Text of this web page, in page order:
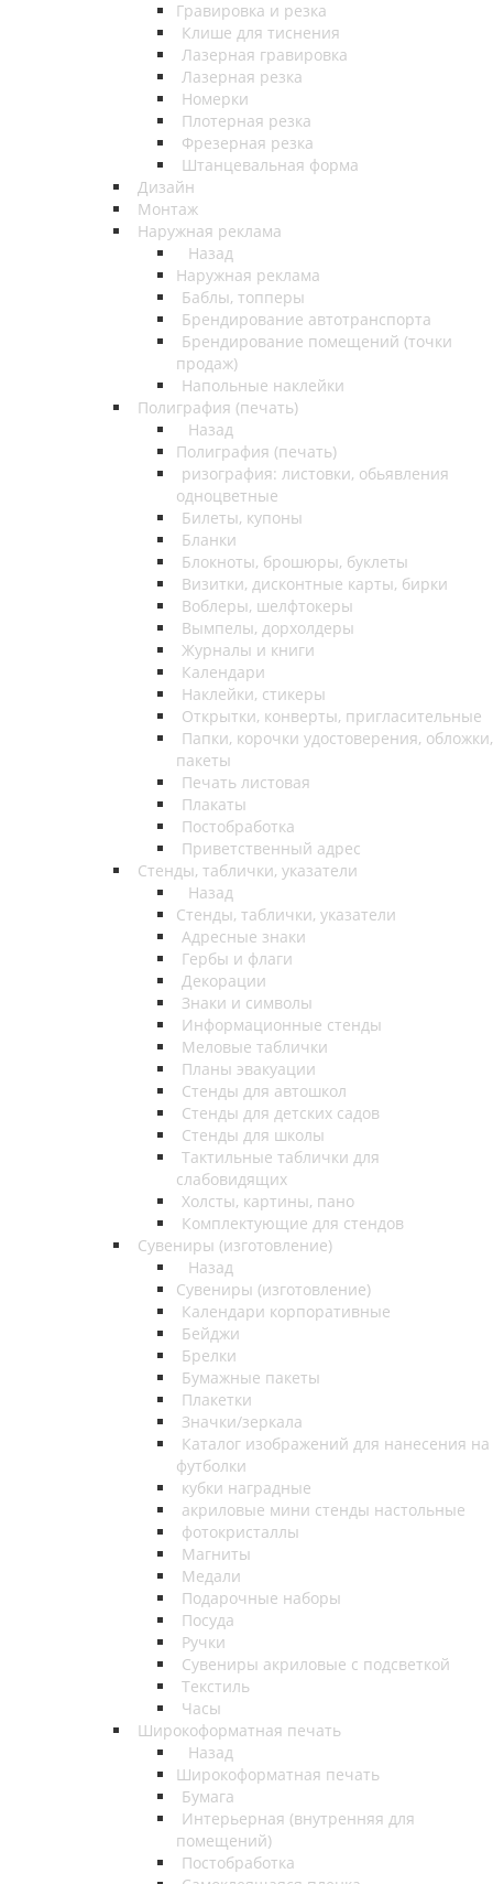
Гравировка и резка
Клише для тиснения
Лазерная гравировка
Лазерная резка
Номерки
Плотерная резка
Фрезерная резка
Штанцевальная форма
Дизайн
Монтаж
Наружная реклама
Назад
Наружная реклама
Баблы, топперы
Брендирование автотранспорта
Брендирование помещений (точки
продаж)
Напольные наклейки
Полиграфия (печать)
Назад
Полиграфия (печать)
ризография: листовки, обьявления
одноцветные
Билеты, купоны
Бланки
Блокноты, брошюры, буклеты
Визитки, дисконтные карты, бирки
Воблеры, шелфтокеры
Вымпелы, дорхолдеры
Журналы и книги
Календари
Наклейки, стикеры
Открытки, конверты, пригласительные
Папки, корочки удостоверения, обложки,
пакеты
Печать листовая
Плакаты
Постобработка
Приветственный адрес
Стенды, таблички, указатели
Назад
Стенды, таблички, указатели
Адресные знаки
Гербы и флаги
Декорации
Знаки и символы
Информационные стенды
Меловые таблички
Планы эвакуации
Стенды для автошкол
Стенды для детских садов
Стенды для школы
Тактильные таблички для
слабовидящих
Холсты, картины, пано
Комплектующие для стендов
Сувениры (изготовление)
Назад
Сувениры (изготовление)
Календари корпоративные
Бейджи
Брелки
Бумажные пакеты
Плакетки
Значки/зеркала
Каталог изображений для нанесения на
футболки
кубки наградные
акриловые мини стенды настольные
фотокристаллы
Магниты
Медали
Подарочные наборы
Посуда
Ручки
Сувениры акриловые с подсветкой
Текстиль
Часы
Широкоформатная печать
Назад
Широкоформатная печать
Бумага
Интерьерная (внутренняя для
помещений)
Постобработка